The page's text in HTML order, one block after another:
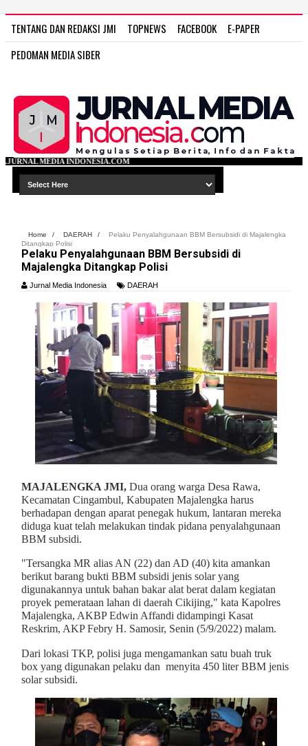
TENTANG DAN REDAKSI JMI TOPNEWS FACEBOOK
E-PAPER
PEDOMAN MEDIA SIBER
Home / DAERAH /
Pelaku Penyalahgunaan BBM Bersubsidi di Majalengka
Ditangkap Polisi
Pelaku Penyalahgunaan BBM Bersubsidi di
Majalengka Ditangkap Polisi
Jurnal Media Indonesia DAERAH
MAJALENGKA JMI, Dua orang warga Desa Rawa,
Kecamatan Cingambul, Kabupaten Majalengka harus
berhadapan dengan aparat penegak hukum, lantaran mereka
diduga kuat telah melakukan tindak pidana penyalahgunaan
BBM subsidi.
"Tersangka MR alias AN (22) dan AD (40) kita amankan
berikut barang bukti BBM subsidi jenis solar yang
digunakannya untuk bahan bakar alat berat dalam kegiatan
proyek pemerataan lahan di daerah Cikijing," kata Kapolres
Majalengka, AKBP Edwin Affandi didampingi Kasat
Reskrim, AKP Febry H. Samosir, Senin (5/9/2022) malam.
Dari lokasi TKP, polisi juga mengamankan satu buah truk
box yang digunakan pelaku dan menyita 450 liter BBM jenis
solar subsidi.